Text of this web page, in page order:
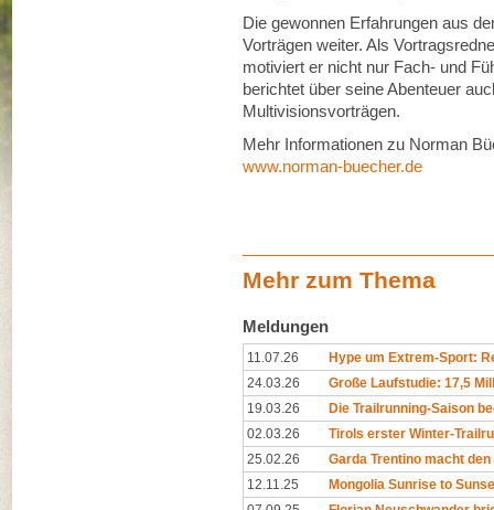
Die gewonnen Erfahrungen aus
Vorträgen weiter. Als
motiviert er nicht nur Fach- und
berichtet über seine Abenteuer
Multivisionsvorträgen.
Mehr Informationen zu Norman
www.norman-buecher.de
Mehr zum Thema
Meldungen
11.07.26
Hype um Extrem-Sport:
24.03.26
Große Laufstudie: 17,5
19.03.26
Die Trailrunning-Saison
02.03.26
Tirols erster Winter-
25.02.26
Garda Trentino macht
12.11.25
Mongolia Sunrise to